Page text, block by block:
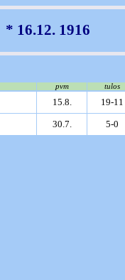
* 16.12. 1916
pvm
tulos
15.8. 19-11
30.7. 5-0